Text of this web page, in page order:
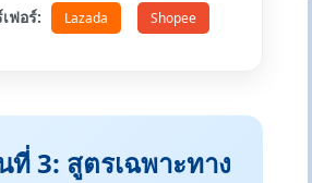
ฟอร์: Lazada Shopee
3: สูตรเฉพาะทาง